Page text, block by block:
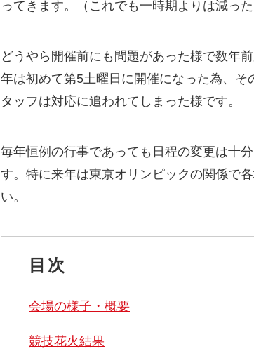
ってきます。（これでも一時期よりは減った
どうやら開催前にも問題があった様で数年
年は初めて第5土曜日に開催になった為、
タッフは対応に追われてしまった様です。
毎年恒例の行事であっても日程の変更は十
す。特に来年は東京オリンピックの関係で
い。
目次
会場の様子・概要
競技花火結果